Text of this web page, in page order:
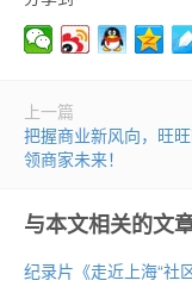
上一篇
把握商业新风向，旺
领商家未来！
与本文相关的文
纪录片《走近上海“社